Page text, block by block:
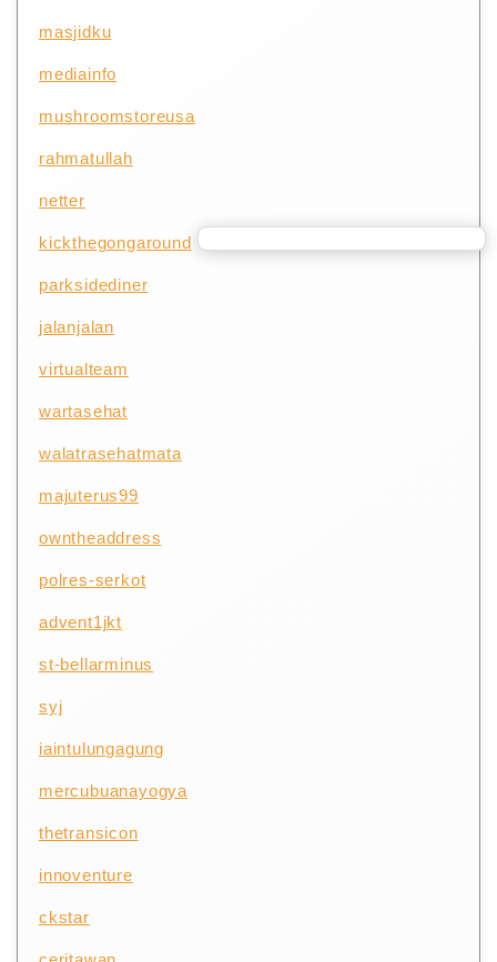
masjidku
mediainfo
mushroomstoreusa
rahmatullah
netter
kickthegongaround
parksidediner
jalanjalan
virtualteam
wartasehat
walatrasehatmata
majuterus99
owntheaddress
polres-serkot
advent1jkt
st-bellarminus
syj
iaintulungagung
mercubuanayogya
thetransicon
innoventure
ckstar